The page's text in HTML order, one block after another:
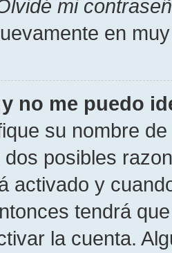
mi
en
no me puedo
su nombre
posibles
activado y
tendrá
la cuenta.